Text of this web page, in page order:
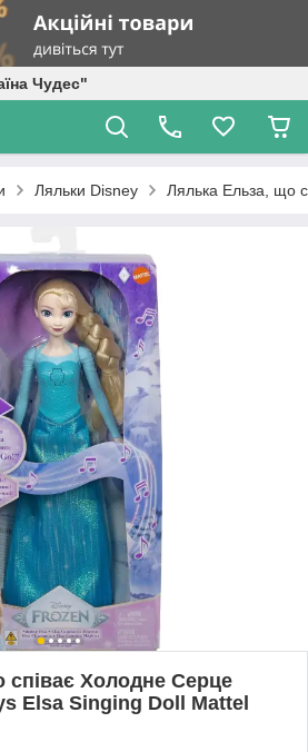
Чудес"
Ляльки Disney Лялька Ельза, що
Холодне Серце
Elsa Singing Doll Mattel